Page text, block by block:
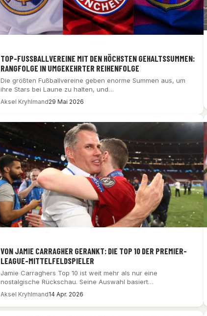
TOP-FUSSBALLVEREINE MIT DEN HÖCHSTEN GEHALTSSUMMEN: R
ANGFOLGE IN UMGEKEHRTER REIHENFOLGE
Die größten Fußballvereine geben enorme Summen aus, um
ihre Stars bei Laune zu halten, und…
Aksel Kryhlmand29 Mai 2026
VON JAMIE CARRAGHER GERANKT: DIE TOP 10 DER PREMIER-
LEAGUE-MITTELFELDSPIELER
Jamie Carraghers Top 10 ist weit mehr als nur eine
nostalgische Rückschau. Seine Auswahl basiert…
Aksel Kryhlmand14 Apr. 2026